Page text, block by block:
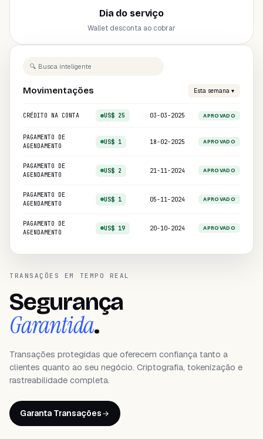
Dia do serviço
Wallet desconta ao cobrar
🔍 Busca inteligente
Movimentações Esta semana ▾
CRÉDITO NA CONTA US$ 25 03-03-2025 APROVADO
PAGAMENTO DE
AGENDAMENTO
US$ 1 18-02-2025 APROVADO
PAGAMENTO DE
AGENDAMENTO
US$ 2 21-11-2024 APROVADO
PAGAMENTO DE
AGENDAMENTO
US$ 1 05-11-2024 APROVADO
PAGAMENTO DE
AGENDAMENTO
US$ 19 20-10-2024 APROVADO
TRANSAÇÕES EM TEMPO REAL
Segurança
Garantida.
Transações protegidas que oferecem confiança tanto a
clientes quanto ao seu negócio. Criptografia, tokenização e
rastreabilidade completa.
Garanta Transações